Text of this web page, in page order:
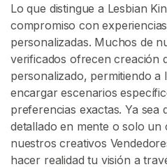
Lo que distingue a Lesbian
compromiso con
personalizadas. Muchos de
verificados ofrecen creación
personalizado, permitiendo a
encargar escenarios
preferencias exactas. Ya sea
detallado en mente o solo un
nuestros creativos
hacer realidad tu visión a
e
D
e
P
i
e
s
L
é
s